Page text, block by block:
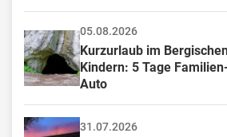
05.08.2026
Kurzurlaub im
Kindern: 5 Tage
Auto
31.07.2026